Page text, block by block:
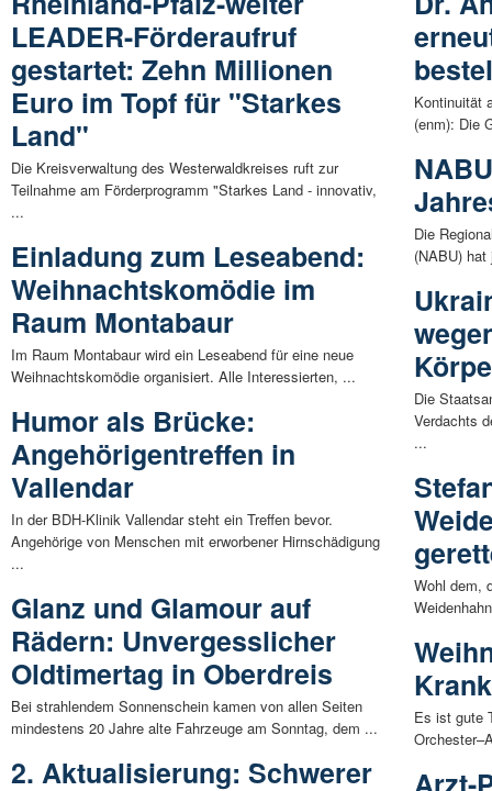
LEADER-Förderaufruf
gestartet: Zehn Millionen
Euro im Topf für "Starkes
Land"
Die Kreisverwaltung des Westerwaldkreises ruft zur
Teilnahme am Förderprogramm "Starkes Land - innovativ,
...
Einladung zum Leseabend:
Weihnachtskomödie im
Raum Montabaur
Im Raum Montabaur wird ein Leseabend für eine neue
Weihnachtskomödie organisiert. Alle Interessierten, ...
Humor als Brücke:
Angehörigentreffen in
Vallendar
In der BDH-Klinik Vallendar steht ein Treffen bevor.
Angehörige von Menschen mit erworbener Hirnschädigung
...
Glanz und Glamour auf
Rädern: Unvergesslicher
Oldtimertag in Oberdreis
Bei strahlendem Sonnenschein kamen von allen Seiten
mindestens 20 Jahre alte Fahrzeuge am Sonntag, dem ...
2. Aktualisierung: Schwerer
Kontinuität
(enm): Die
Die
(NABU)
Die
Verdachts
...
Wohl dem,
Es ist gute